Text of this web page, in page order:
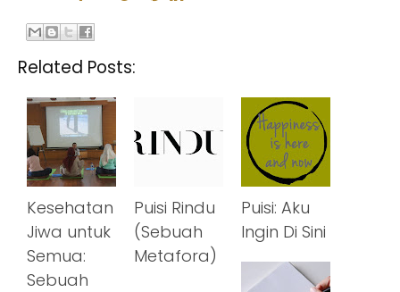
Related Posts:
Kesehatan
Jiwa untuk
Semua:
Sebuah
Puisi Rindu
(Sebuah
Metafora)
Puisi: Aku
Ingin Di Sini